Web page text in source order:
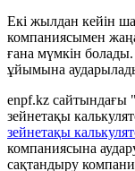
Екі жылдан кейін
компаниясымен
ғана мүмкін
ұйымына
enpf.kz сайтындағы
зейнетақы
зейнетақы
компаниясына
сақтандыру